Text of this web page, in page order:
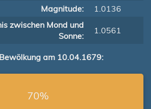
Magnitude:
1.0136
zwischen Mond und
Sonne:
1.0561
am 10.04.1679:
70%